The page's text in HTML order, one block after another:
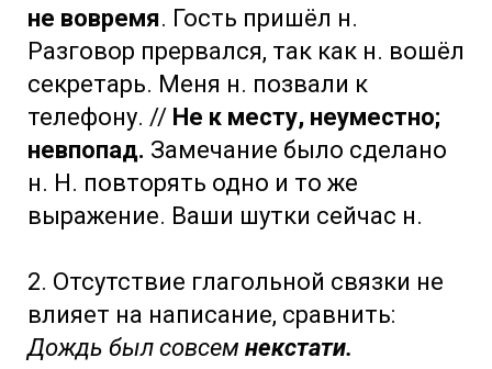
не вовремя. Гость пришёл н.
Разговор прервался, так как н. вошёл
секретарь. Меня н. позвали к
телефону. // Не к месту, неуместно;
невпопад. Замечание было сделано
н. Н. повторять одно и то же
выражение. Ваши шутки сейчас н.
2. Отсутствие глагольной связки не
влияет на написание, сравнить:
Дождь был совсем некстати.